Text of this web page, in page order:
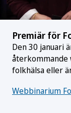
Premiär för
Den 30 januari
folkhälsa eller
Webbinarium